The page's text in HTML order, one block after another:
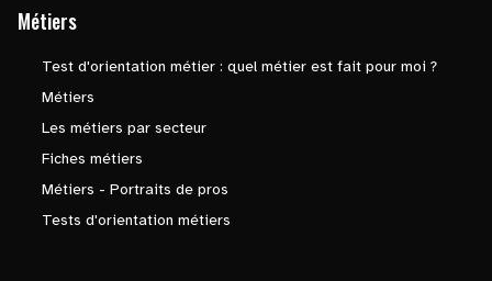
Métiers
Test d'orientation métier : quel métier est fait pour moi ?
Métiers
Les métiers par secteur
Fiches métiers
Métiers - Portraits de pros
Tests d'orientation métiers